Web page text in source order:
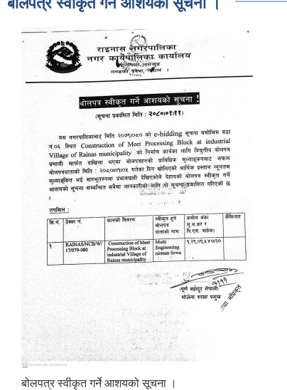
बोलपत्र स्वीकृत गर्ने आशयको सूचना ।